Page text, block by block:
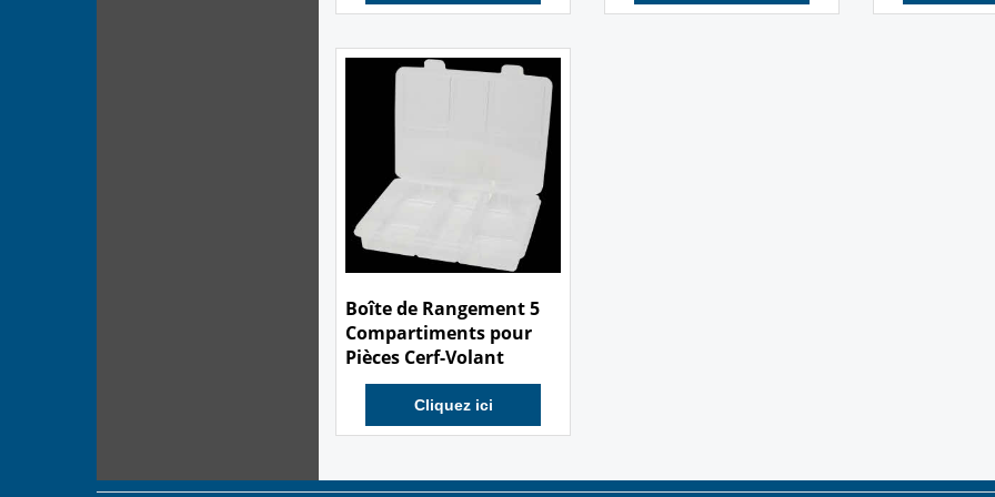
Cliquez ici Cliquez ici
€4.00
Boîte de Rangement 5
Compartiments pour
Pièces Cerf-Volant
Cliquez ici